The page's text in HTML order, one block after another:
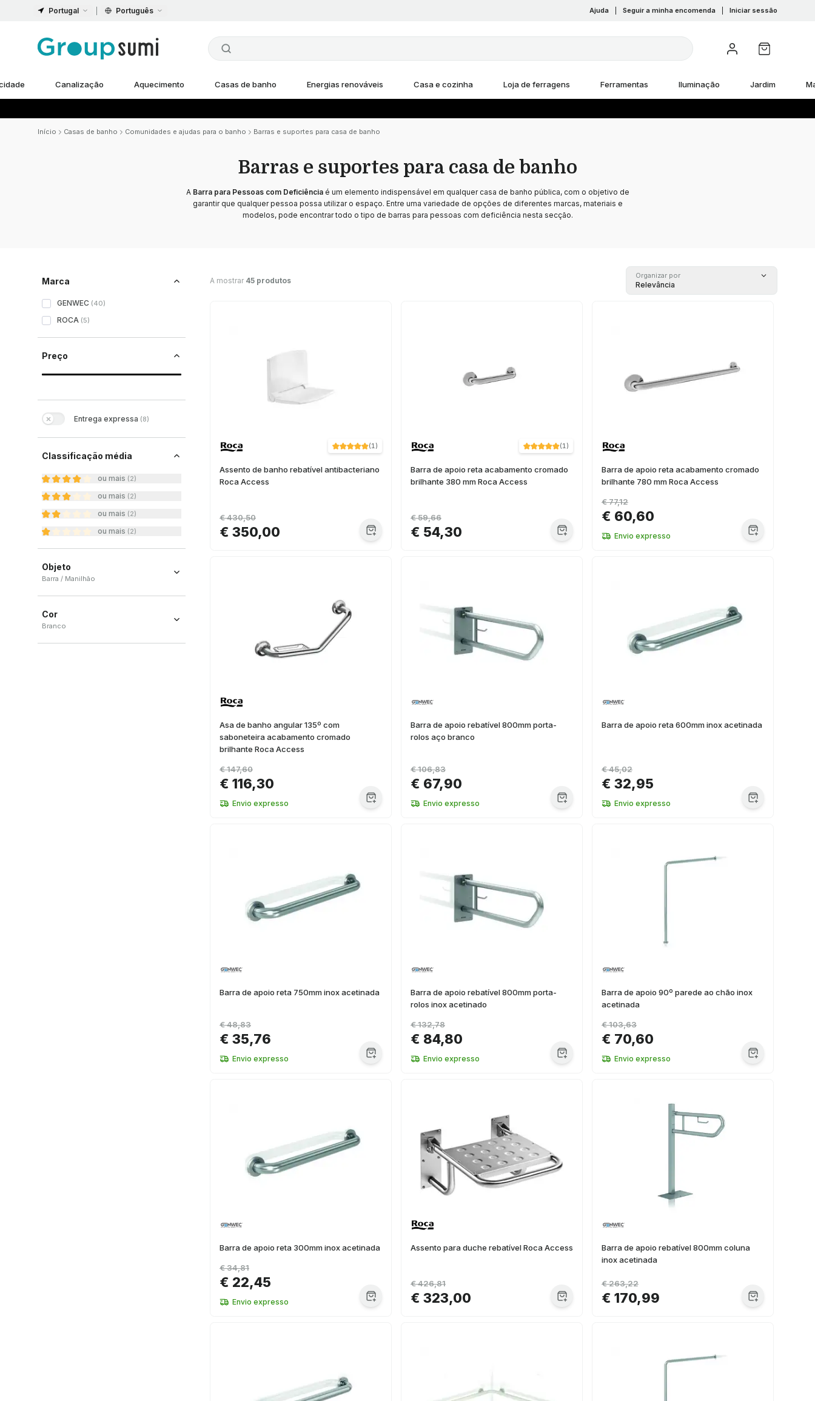
Portugal Português Ajuda Seguir a minha encomenda Iniciar sessão
Canalização Aquecimento Casas de banho Energias renováveis Casa e cozinha Loja de ferragens Ferramentas Iluminação Jardim
Início Casas de banho Comunidades e ajudas para o banho Barras e suportes para casa de banho
Barras e suportes para casa de banho
A Barra para Pessoas com Deficiênciaé um elemento indispensável em qualquer casa de banho pública, com o objetivo de
garantir que qualquer pessoa possa utilizar o espaço. Entre uma variedade de opções de diferentes marcas, materiais e
modelos, pode encontrar todo o tipo de barras para pessoas com deficiência nesta secção.
Marca
GENWEC (40)
ROCA (5)
Preço
Entrega expressa (8)
Classificação média
ou mais (2)
ou mais (2)
ou mais (2)
ou mais (2)
Objeto
Barra / Manilhão
Manilhão
Cor
Branco
A mostrar 45 produtos
Organizar por
Relevância
(1)
Assento de banho rebatível antibacteriano
Roca Access
€ 350,00
€ 430,50
(1)
Barra de apoio reta acabamento cromado
brilhante 380 mm Roca Access
€ 54,30
€ 59,66
Barra de apoio reta acabamento cromado
brilhante 780 mm Roca Access
€ 60,60
€ 77,12
Envio expresso
Asa de banho angular 135º com
saboneteira acabamento cromado
brilhante Roca Access
€ 116,30
€ 147,60
Envio expresso
Barra de apoio rebatível 800mm porta-
rolos aço branco
€ 67,90
€ 106,83
Envio expresso
Barra de apoio reta 600mm inox acetinada
€ 32,95
€ 45,02
Envio expresso
Barra de apoio reta 750mm inox acetinada
€ 35,76
€ 48,83
Envio expresso
Barra de apoio rebatível 800mm porta-
rolos inox acetinado
€ 84,80
€ 132,78
Envio expresso
Barra de apoio 90º parede ao chão inox
acetinada
€ 70,60
€ 103,63
Envio expresso
Barra de apoio reta 300mm inox acetinada
€ 22,45
€ 34,81
Envio expresso
Assento para duche rebatível Roca Access
€ 323,00
€ 426,81
Barra de apoio rebatível 800mm coluna
inox acetinada
€ 170,99
€ 263,22